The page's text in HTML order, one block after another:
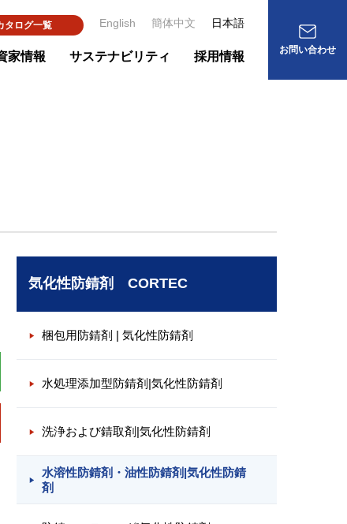
日本語
簡体中文
English
タログ一覧
家情報 サステナビリティ 採用情報 お問い合わせ
気化性防錆剤 CORTEC
梱包用防錆剤 | 気化性防錆剤
水処理添加型防錆剤|気化性防錆剤
洗浄および錆取剤|気化性防錆剤
水溶性防錆剤・油性防錆剤|気化性防錆
剤